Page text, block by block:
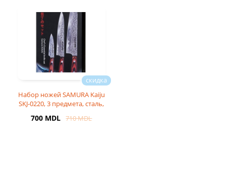
Набор ножей SAMURA Kaiju
SKJ-0220, 3 предмета, сталь,
700 MDL 710 MDL